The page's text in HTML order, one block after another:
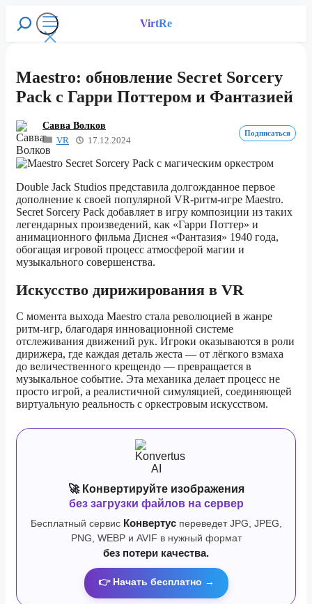
Перейти
содержимому
VirtRe
Меню
Поиск
Maestro: обновление Secret Sorcery
Pack с Гарри Поттером и Фантазией
Савва Волков
VR
17.12.2024
Подписаться
Double Jack Studios представила долгожданное первое
дополнение к своей популярной VR-ритм-игре Maestro.
Secret Sorcery Pack добавляет в игру композиции из таких
легендарных произведений, как «Гарри Поттер» и
анимационного фильма Диснея «Фантазия» 1940 года,
обогащая игровой процесс атмосферой магии и
музыкального совершенства.
Искусство дирижирования в VR
С момента выхода Maestro стала революцией в жанре
ритм-игр, благодаря инновационной системе
отслеживания движений рук. Игроки оказываются в роли
дирижера, где каждая деталь жеста — от лёгкого взмаха
до величественного крещендо — превращается в
музыкальное событие. Эта механика делает процесс не
просто игрой, а реалистичной симуляцией, соединяющей
виртуальную реальность с оркестровым искусством.
🚀 Конвертируйте изображения
без загрузки файлов на сервер
Бесплатный сервис Конвертуспереведет JPG, JPEG,
PNG, WEBP и AVIF в нужный формат
без потери качества.
👉 Начать бесплатно →